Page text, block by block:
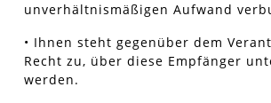
unverhältnismäßigen Aufwand
• Ihnen steht gegenüber dem
Recht zu, über diese Empfänger
werden.